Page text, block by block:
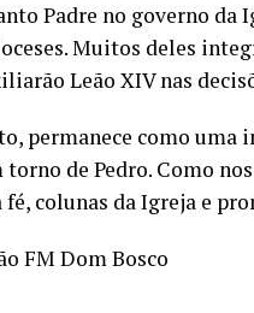
Padre no governo da
Muitos deles
Leão XIV nas
permanece como uma
de Pedro. Como
colunas da Igreja e
FM Dom Bosco